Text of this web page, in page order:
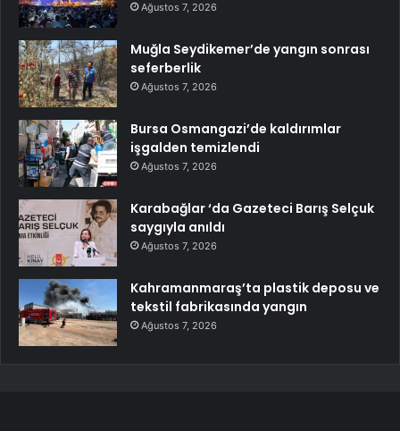
Ağustos 7, 2026
Muğla Seydikemer’de yangın sonrası
seferberlik
Ağustos 7, 2026
Bursa Osmangazi’de kaldırımlar
işgalden temizlendi
Ağustos 7, 2026
Karabağlar ‘da Gazeteci Barış Selçuk
saygıyla anıldı
Ağustos 7, 2026
Kahramanmaraş’ta plastik deposu ve
tekstil fabrikasında yangın
Ağustos 7, 2026